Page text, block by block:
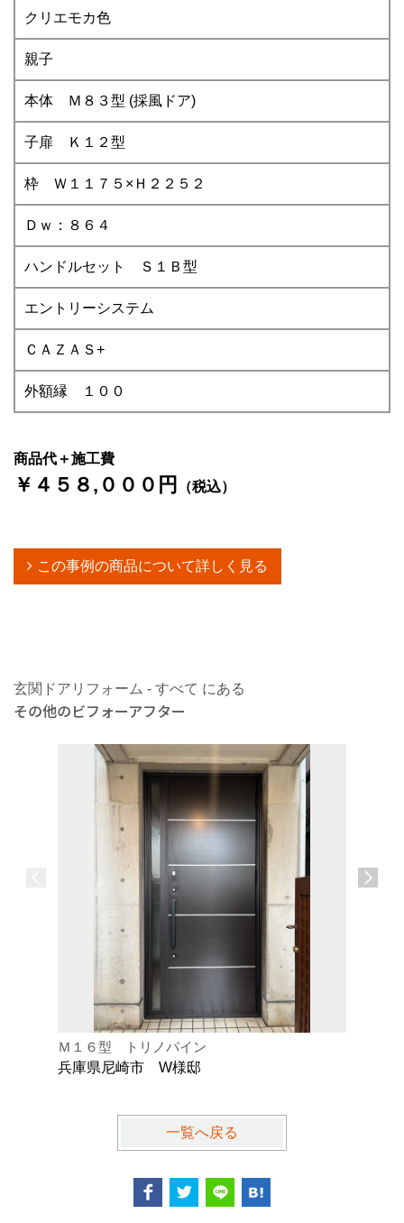
クリエモカ色
親子
本体 Ｍ８３型 (採風ドア)
子扉 Ｋ１２型
枠 Ｗ１１７５×Ｈ２２５２
Ｄｗ：８６４
ハンドルセット Ｓ１Ｂ型
エントリーシステム
ＣＡＺＡＳ+
外額縁 １００
商品代＋施工費
￥４５８,０００円 （税込）
この事例の商品について詳しく見る
玄関ドアリフォーム - すべて にある
その他のビフォーアフター
Ｍ１６型 トリノパイン
兵庫県尼崎市 W様邸
一覧へ戻る